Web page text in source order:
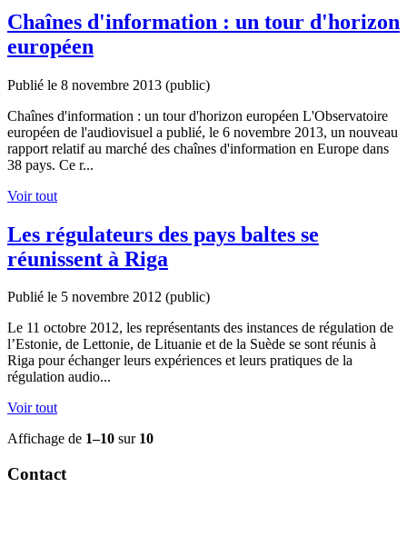
Chaînes d'information : un tour d'horizon
européen
Publié le 8 novembre 2013 (public)
Chaînes d'information : un tour d'horizon européen L'Observatoire
européen de l'audiovisuel a publié, le 6 novembre 2013, un nouveau
rapport relatif au marché des chaînes d'information en Europe dans
38 pays. Ce r...
Voir tout
Les régulateurs des pays baltes se
réunissent à Riga
Publié le 5 novembre 2012 (public)
Le 11 octobre 2012, les représentants des instances de régulation de
l’Estonie, de Lettonie, de Lituanie et de la Suède se sont réunis à
Riga pour échanger leurs expériences et leurs pratiques de la
régulation audio...
Voir tout
Affichage de 1–10 sur 10
Contact